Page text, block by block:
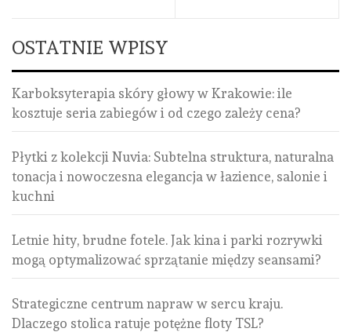
OSTATNIE WPISY
Karboksyterapia skóry głowy w Krakowie: ile
kosztuje seria zabiegów i od czego zależy cena?
Płytki z kolekcji Nuvia: Subtelna struktura, naturalna
tonacja i nowoczesna elegancja w łazience, salonie i
kuchni
Letnie hity, brudne fotele. Jak kina i parki rozrywki
mogą optymalizować sprzątanie między seansami?
Strategiczne centrum napraw w sercu kraju.
Dlaczego stolica ratuje potężne floty TSL?